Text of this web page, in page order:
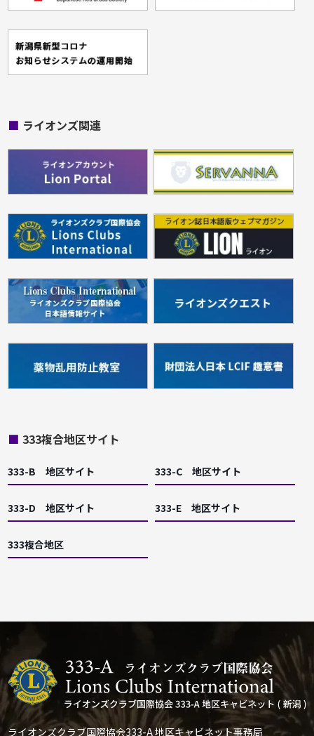
■ ライオンズ関連
■ 333複合地区サイト
333-B 地区サイト 333-C 地区サイト
333-D 地区サイト 333-E 地区サイト
333複合地区
ライオンズクラブ国際協会333-A 地区キャビネット事務局